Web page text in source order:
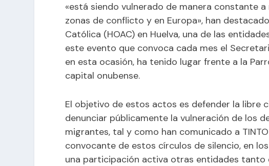
«está siendo vulnerado de manera constante
zonas de conflicto y en Europa», han
Católica (HOAC) en Huelva, una de las
este evento que convoca cada mes el
en esta ocasión, ha tenido lugar frente a la
capital onubense.
El objetivo de estos actos es defender la libre
denunciar públicamente la vulneración de los
migrantes, tal y como han comunicado a
convocante de estos círculos de silencio, en
una participación activa otras entidades tanto